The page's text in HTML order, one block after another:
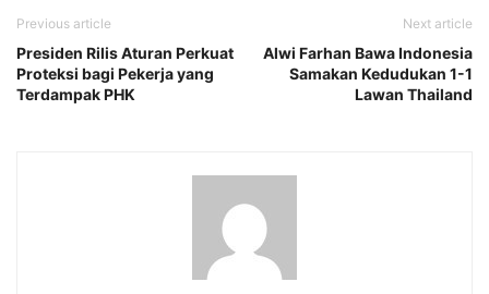
Previous article
Presiden Rilis Aturan Perkuat
Proteksi bagi Pekerja yang
Terdampak PHK
Next article
Alwi Farhan Bawa Indonesia
Samakan Kedudukan 1-1
Lawan Thailand